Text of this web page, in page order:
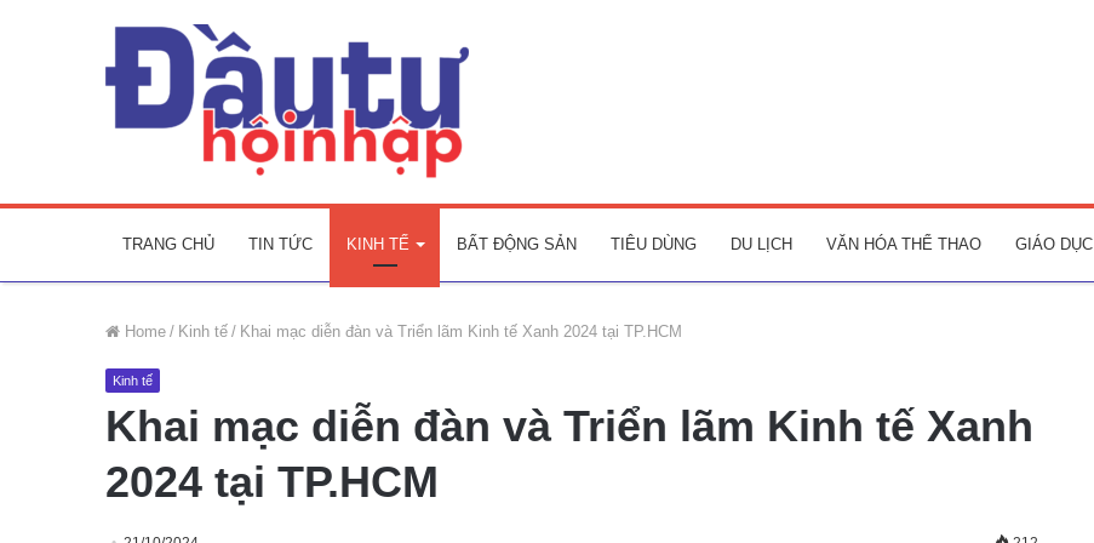
TRANG CHỦ TIN TỨC KINH TẾ BẤT ĐỘNG SẢN TIÊU DÙNG DU LỊCH VĂN HÓA THỂ THAO GIÁO DỤC
Home / Kinh tế / Khai mạc diễn đàn và Triển lãm Kinh tế Xanh 2024 tại TP.HCM
Kinh tế
Khai mạc diễn đàn và Triển lãm Kinh tế Xanh
2024 tại TP.HCM